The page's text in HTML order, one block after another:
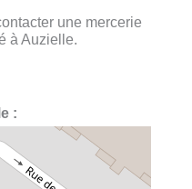
une mercerie
à Auzielle.
: